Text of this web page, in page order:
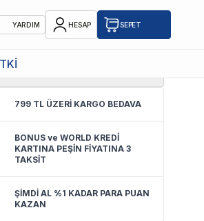
YARDIM HESAP SEPET
0.0
799 TL ÜZERİ KARGO BEDAVA
BONUS ve WORLD KREDİ
KARTINA PEŞİN FİYATINA 3
TAKSİT
ŞİMDİ AL %1 KADAR PARA PUAN
KAZAN